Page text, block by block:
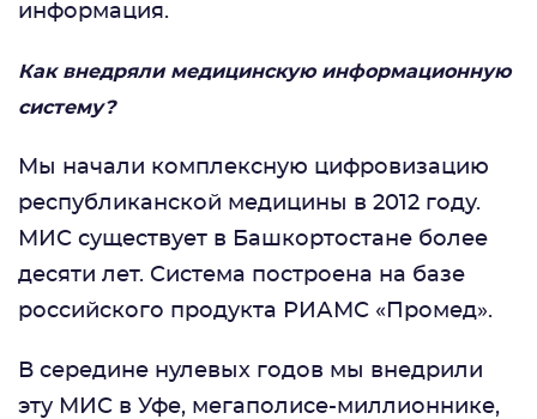
информация.
Как внедряли медицинскую информационную
систему?
Мы начали комплексную цифровизацию
республиканской медицины в 2012 году.
МИС существует в Башкортостане более
десяти лет. Система построена на базе
российского продукта РИАМС «Промед».
В середине нулевых годов мы внедрили
эту МИС в Уфе, мегаполисе-миллионнике,